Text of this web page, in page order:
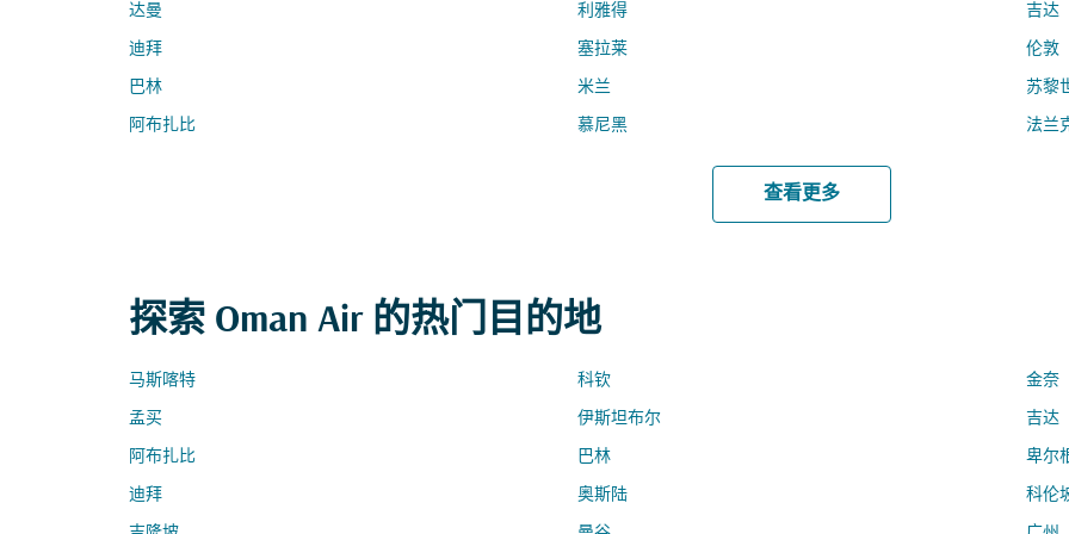
达曼 利雅得 吉达
迪拜 塞拉莱 伦敦
巴林 米兰 苏黎
阿布扎比 慕尼黑 法兰
查看更多
探索 Oman Air 的热门目的地
马斯喀特 科钦 金奈
孟买 伊斯坦布尔 吉达
阿布扎比 巴林 卑尔
迪拜 奥斯陆 科伦